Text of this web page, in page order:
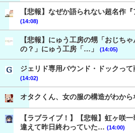
【悲報】なぜか語られない超名作『
(14:08)
【悲報】にゅう工房の甥「おじち
の？」にゅう工房「…」
(14:05)
ジェリド専用バウンド・ドックっ
(14:02)
オタクくん、女の服の構造がわから
【ラブライブ！】【悲報】虹ヶ咲
違えて昨日終わっていた… (14:00)